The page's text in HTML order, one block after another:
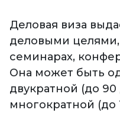
Деловая виза
деловыми целями,
семинарах,
Она может быть
двукратной (до
многократной (до